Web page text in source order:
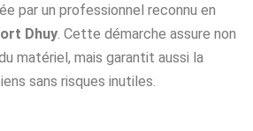
par un professionnel reconnu en
Dhuy. Cette démarche assure non
matériel, mais garantit aussi la
sans risques inutiles.